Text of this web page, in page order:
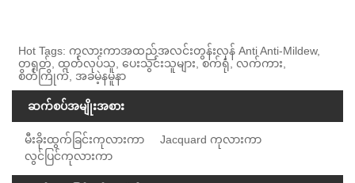
Hot Tags: ကုလားကာအထည်အလင်းတွန်းလှန် Anti Anti-Mildew,
တရုတ်, ထုတ်လုပ်သူ, ပေးသွင်းသူများ, စက်ရုံ, လက်ကား,
စိတ်ကြိုက်, အခမဲ့နမူနာ
ဆက်စပ်အမျိုးအစား
မီးခိုးထွက်ခြင်းကုလားကာ
Jacquard ကုလားကာ
လွင်ပြင်ကုလားကာ